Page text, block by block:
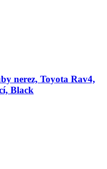
nerez, Toyota Rav4,
Black